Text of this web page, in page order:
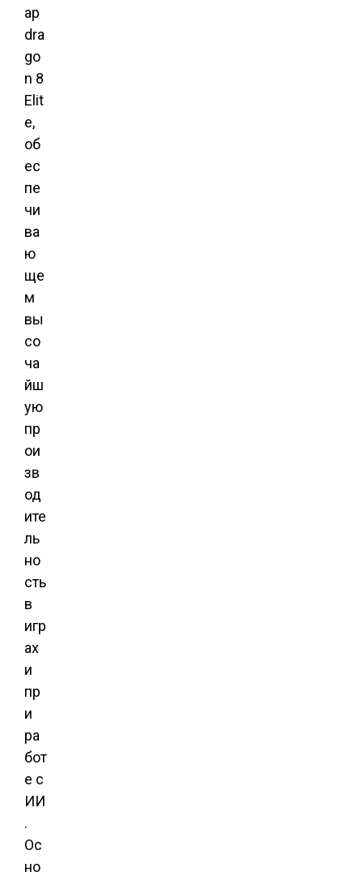
ap
dra
go
n 8
Elit
e,
об
ес
пе
чи
ва
ю
ще
м
вы
со
ча
йш
ую
пр
ои
зв
од
ите
ль
но
сть
в
игр
ах
и
пр
и
ра
бот
е с
ИИ
.
Ос
но